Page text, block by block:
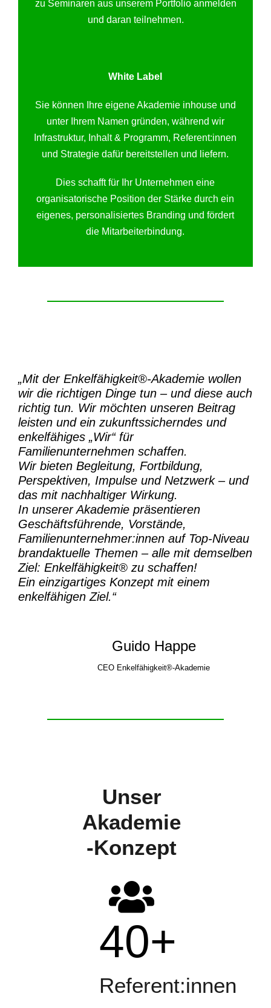
zu Seminaren aus unserem Portfolio anmelden
und daran teilnehmen.
White Label
Sie können Ihre eigene Akademie inhouse und
unter Ihrem Namen gründen, während wir
Infrastruktur, Inhalt & Programm, Referent:innen
und Strategie dafür bereitstellen und liefern.
Dies schafft für Ihr Unternehmen eine
organisatorische Position der Stärke durch ein
eigenes, personalisiertes Branding und fördert
die Mitarbeiterbindung.
„Mit der Enkelfähigkeit®-Akademiewollen
wir die richtigen Dinge tun – und diese auch
richtig tun. Wir möchten unseren Beitrag
leisten und ein zukunftssicherndes und
enkelfähiges „Wir“ für
Familienunternehmen schaffen.
Wir bieten Begleitung, Fortbildung,
Perspektiven, Impulse und Netzwerk – und
das mit nachhaltiger Wirkung.
In unserer Akademie präsentieren
Geschäftsführende, Vorstände,
Familienunternehmer:innen auf Top-Niveau
brandaktuelle Themen – alle mit demselben
Ziel: Enkelfähigkeit® zu schaffen!
Ein einzigartiges Konzept mit einem
enkelfähigen Ziel.“
Guido Happe
CEO Enkelfähigkeit®-Akademie
Unser
Akademie
-Konzept
40+
Referent:innen